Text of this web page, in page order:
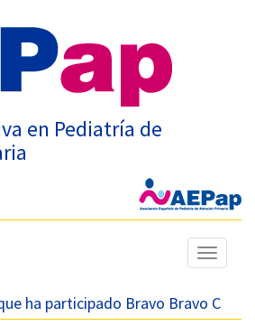
en Pediatría de
Mostrar
menú
ha participado Bravo Bravo C